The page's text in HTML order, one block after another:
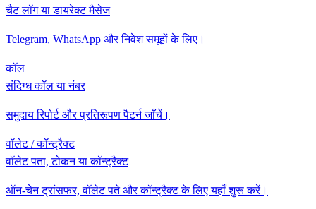
चैट लॉग या डायरेक्ट मैसेज
Telegram, WhatsApp और निवेश समूहों के लिए।
कॉल
संदिग्ध कॉल या नंबर
समुदाय रिपोर्ट और प्रतिरूपण पैटर्न जाँचें।
वॉलेट / कॉन्ट्रैक्ट
वॉलेट पता, टोकन या कॉन्ट्रैक्ट
ऑन-चेन ट्रांसफर, वॉलेट पते और कॉन्ट्रैक्ट के लिए यहाँ शुरू करें।